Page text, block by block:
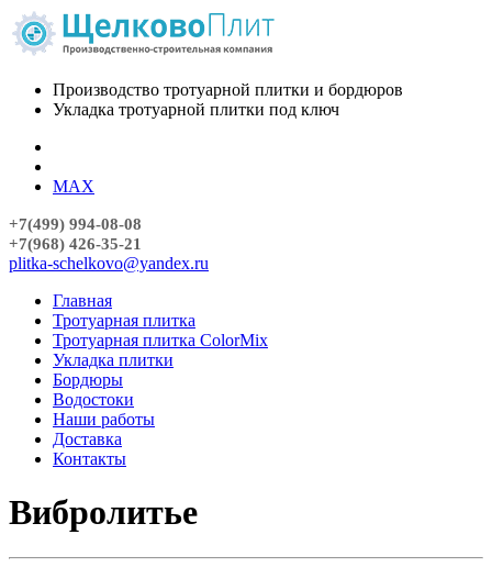
Производство тротуарной плитки и бордюров
Укладка тротуарной плитки под ключ
MAX
+7(499) 994-08-08
+7(968) 426-35-21
plitka-schelkovo@yandex.ru
Главная
Тротуарная плитка
Тротуарная плитка ColorMix
Укладка плитки
Бордюры
Водостоки
Наши работы
Доставка
Контакты
Вибролитье